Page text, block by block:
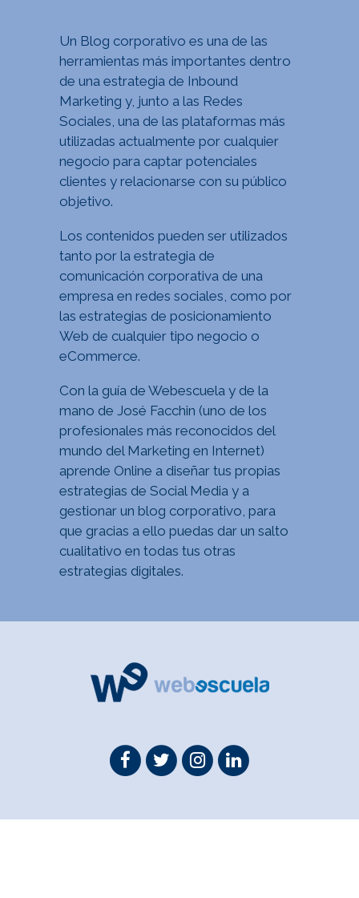
Un Blog corporativo es una de las
herramientas más importantes dentro
de una estrategia de Inbound
Marketing y, junto a las Redes
Sociales, una de las plataformas más
utilizadas actualmente por cualquier
negocio para captar potenciales
clientes y relacionarse con su público
objetivo.
Los contenidos pueden ser utilizados
tanto por la estrategia de
comunicación corporativa de una
empresa en redes sociales, como por
las estrategias de posicionamiento
Web de cualquier tipo negocio o
eCommerce.
Con la guía de Webescuela y de la
mano de José Facchin (uno de los
profesionales más reconocidos del
mundo del Marketing en Internet)
aprende Online a diseñar tus propias
estrategias de Social Media y a
gestionar un blog corporativo , para
que gracias a ello puedas dar un salto
cualitativo en todas tus otras
estrategias digitales.